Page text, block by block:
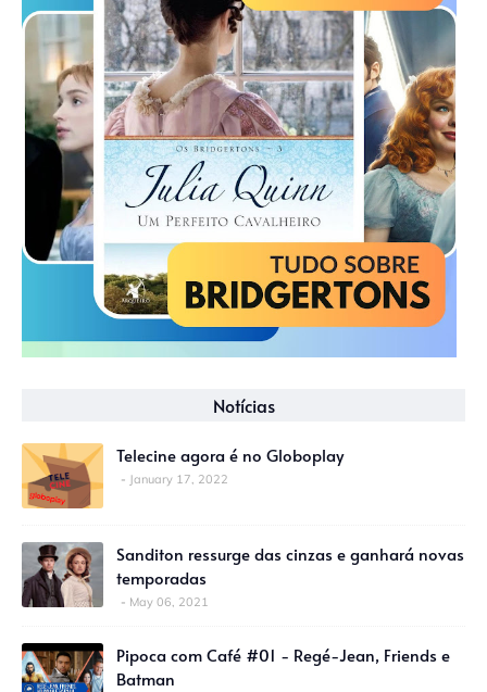
Notícias
Telecine agora é no Globoplay
January 17, 2022
Sanditon ressurge das cinzas e ganhará novas
temporadas
May 06, 2021
Pipoca com Café #01 - Regé-Jean, Friends e
Batman